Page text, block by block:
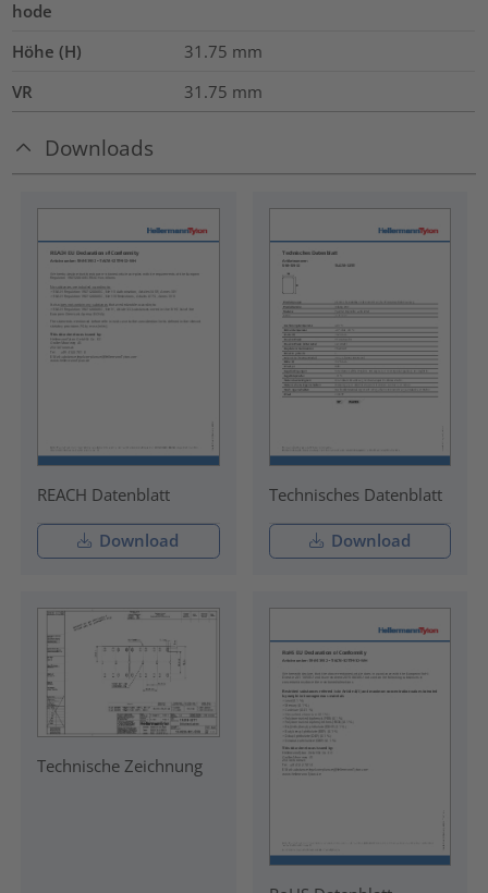
hode
Höhe (H)
31.75 mm
VR
31.75 mm
Downloads
REACH Datenblatt
Download
Technisches Datenblatt
Download
Technische Zeichnung